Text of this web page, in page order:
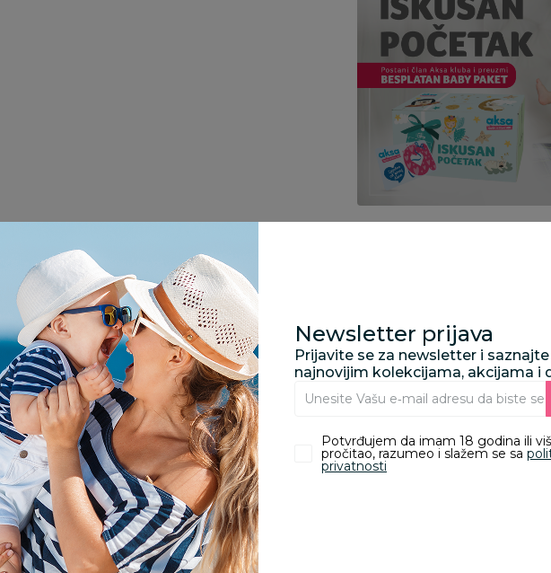
Opis
Kupovina bez rizika:
odustajanje od
Newsletter prijava
Prijavite se za newsletter i
najnovijim kolekcijama, akcijama i
Potvrđujem da imam 18 godina ili
pročitao, razumeo i slažem se sa
privatnosti